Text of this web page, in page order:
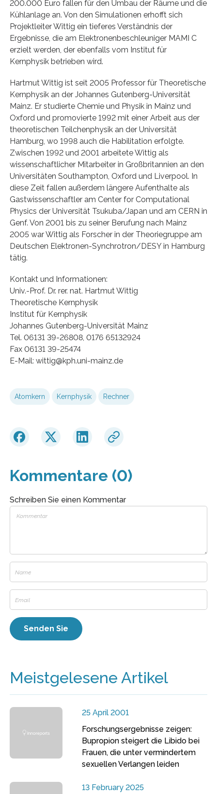
200.000 Euro fallen für den Umbau der Räume und die
Kühlanlage an. Von den Simulationen erhofft sich
Projektleiter Wittig ein tieferes Verständnis der
Ergebnisse, die am Elektronenbeschleuniger MAMI C
erzielt werden, der ebenfalls vom Institut für
Kernphysik betrieben wird.
Hartmut Wittig ist seit 2005 Professor für Theoretische
Kernphysik an der Johannes Gutenberg-Universität
Mainz. Er studierte Chemie und Physik in Mainz und
Oxford und promovierte 1992 mit einer Arbeit aus der
theoretischen Teilchenphysik an der Universität
Hamburg, wo 1998 auch die Habilitation erfolgte.
Zwischen 1992 und 2001 arbeitete Wittig als
wissenschaftlicher Mitarbeiter in Großbritannien an den
Universitäten Southampton, Oxford und Liverpool. In
diese Zeit fallen außerdem längere Aufenthalte als
Gastwissenschaftler am Center for Computational
Physics der Universität Tsukuba/Japan und am CERN in
Genf. Von 2001 bis zu seiner Berufung nach Mainz
2005 war Wittig als Forscher in der Theoriegruppe am
Deutschen Elektronen-Synchrotron/DESY in Hamburg
tätig.
Kontakt und Informationen:
Univ.-Prof. Dr. rer. nat. Hartmut Wittig
Theoretische Kernphysik
Institut für Kernphysik
Johannes Gutenberg-Universität Mainz
Tel. 06131 39-26808, 0176 65132924
Fax 06131 39-25474
E-Mail: wittig@kph.uni-mainz.de
Atomkern Kernphysik Rechner
Kommentare (0)
Schreiben Sie einen Kommentar
Meistgelesene Artikel
25 April 2001
Forschungsergebnisse zeigen:
Bupropion steigert die Libido bei
Frauen, die unter vermindertem
sexuellen Verlangen leiden
13 February 2025